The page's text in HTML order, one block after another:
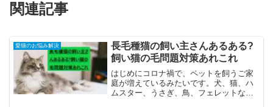
関連記事
愛猫のお悩み解決
長毛種猫の飼い主さんあるある?
飼い猫の毛問題対策あれこれ
はじめにコロナ禍で、ペットを飼うご家
庭が増えているみたいです。犬、猫、ハ
ムスター、うさぎ、鳥、フェレットなど